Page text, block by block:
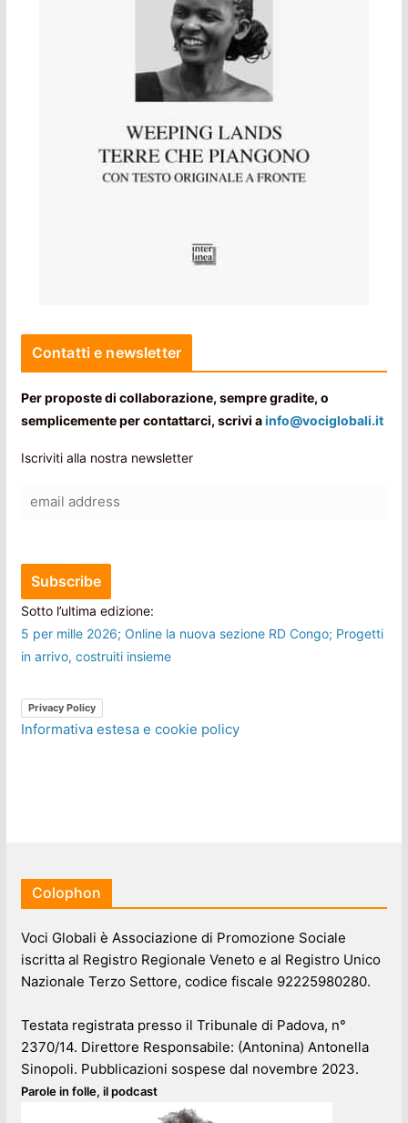
Contatti e newsletter
Per proposte di collaborazione, sempre gradite, o
semplicemente per contattarci, scrivi ainfo@vociglobali.it
Iscriviti alla nostra newsletter
Sotto l’ultima edizione:
5 per mille 2026; Online la nuova sezione RD Congo; Progetti
in arrivo, costruiti insieme
Privacy Policy
Informativa estesa e cookie policy
Colophon
Voci Globali è Associazione di Promozione Sociale
iscritta al Registro Regionale Veneto e al Registro Unico
Nazionale Terzo Settore, codice fiscale 92225980280.
Testata registrata presso il Tribunale di Padova, n°
2370/14. Direttore Responsabile: (Antonina) Antonella
Sinopoli. Pubblicazioni sospese dal novembre 2023.
Parole in folle, il podcast